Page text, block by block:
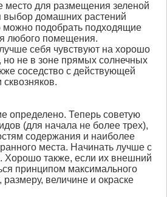
место для размещения зеленой
выбор домашних растений
можно подобрать подходящие
любого помещения.
себя чувствуют на хорошо
но не в зоне прямых солнечных
соседство с действующей
определено. Теперь советую
(для начала не более трех),
содержания и наиболее
места. Начинать лучше с
Хорошо также, если их внешний
принципом максимального
величине и окраске